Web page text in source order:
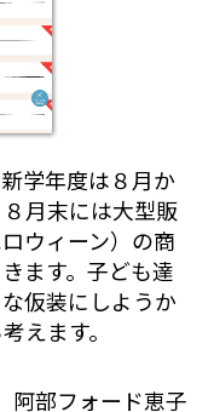
学年度は８月か
月末には大型販
ウィーン）の商
ます。子ども達
仮装にしようか
えます。
阿部フォード恵子